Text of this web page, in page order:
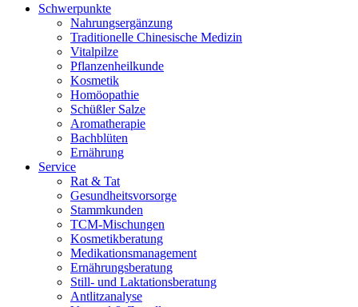
Schwerpunkte
Nahrungsergänzung
Traditionelle Chinesische Medizin
Vitalpilze
Pflanzenheilkunde
Kosmetik
Homöopathie
Schüßler Salze
Aromatherapie
Bachblüten
Ernährung
Service
Rat & Tat
Gesundheitsvorsorge
Stammkunden
TCM-Mischungen
Kosmetikberatung
Medikationsmanagement
Ernährungsberatung
Still- und Laktationsberatung
Antlitzanalyse